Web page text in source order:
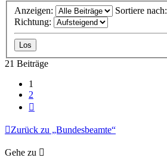
Anzeigen:
Sortiere nach:
Richtung:
21 Beiträge
1
2
Zurück zu „Bundesbeamte“
Gehe zu